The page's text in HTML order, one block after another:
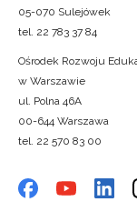
05-070 Sulejówek
tel. 22 783 37 84
Ośrodek Rozwoju
w Warszawie
ul. Polna 46A
00-644 Warszawa
tel. 22 570 83 00